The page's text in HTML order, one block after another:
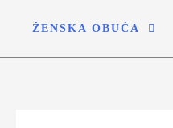
ŽENSKA OBUĆA